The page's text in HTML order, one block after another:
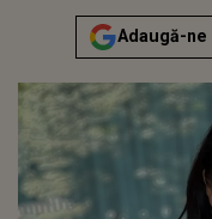
Adaugă-